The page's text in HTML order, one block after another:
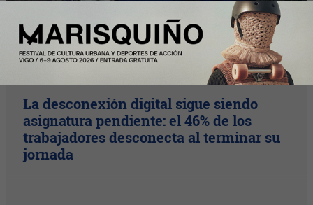
Plus
La desconexión digital sigue siendo
asignatura pendiente: el 46% de los
trabajadores desconecta al terminar su
jornada